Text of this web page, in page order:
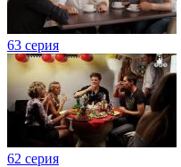
63 серия
62 серия